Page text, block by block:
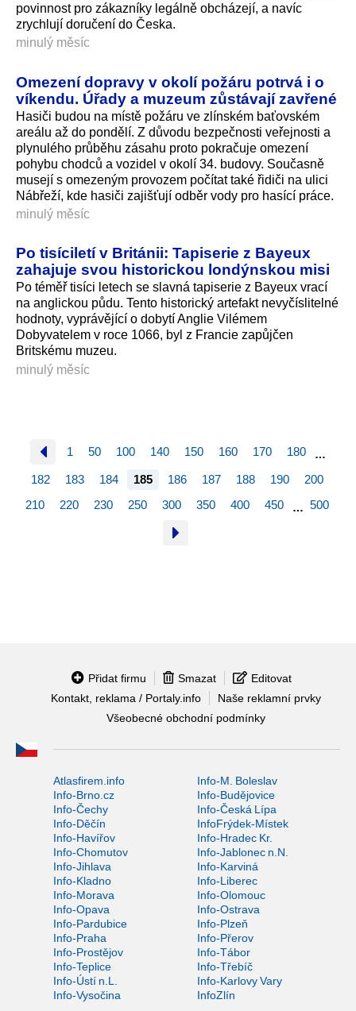
povinnost pro zákazníky legálně obcházejí, a navíc
zrychlují doručení do Česka.
minulý měsíc
Omezení dopravy v okolí požáru potrvá i o
víkendu. Úřady a muzeum zůstávají zavřené
Hasiči budou na místě požáru ve zlínském baťovském
areálu až do pondělí. Z důvodu bezpečnosti veřejnosti a
plynulého průběhu zásahu proto pokračuje omezení
pohybu chodců a vozidel v okolí 34. budovy. Současně
musejí s omezeným provozem počítat také řidiči na ulici
Nábřeží, kde hasiči zajišťují odběr vody pro hasící práce.
minulý měsíc
Po tisíciletí v Británii: Tapiserie z Bayeux
zahajuje svou historickou londýnskou misi
Po téměř tisíci letech se slavná tapiserie z Bayeux vrací
na anglickou půdu. Tento historický artefakt nevyčíslitelné
hodnoty, vyprávějící o dobytí Anglie Vilémem
Dobyvatelem v roce 1066, byl z Francie zapůjčen
Britskému muzeu.
minulý měsíc
1 50 100 140 150 160 170 180 …
182 183 184 185 186 187 188 190
200
210
220 230 250 300 350 400 450 … 500
Přidat firmu Smazat
Editovat
Kontakt, reklama / Portaly.info
Naše reklamní prvky
Všeobecné obchodní podmínky
Atlasfirem.info
Info-M. Boleslav
Info-Brno.cz
Info-Budějovice
Info-Čechy
Info-Česká Lípa
Info-Děčín
InfoFrýdek-Místek
Info-Havířov
Info-Hradec Kr.
Info-Chomutov
Info-Jablonec n.N.
Info-Jihlava
Info-Karviná
Info-Kladno
Info-Liberec
Info-Morava
Info-Olomouc
Info-Opava
Info-Ostrava
Info-Pardubice
Info-Plzeň
Info-Praha
Info-Přerov
Info-Prostějov
Info-Tábor
Info-Teplice
Info-Třebíč
Info-Ústí n.L.
Info-Karlovy Vary
Info-Vysočina
InfoZlín